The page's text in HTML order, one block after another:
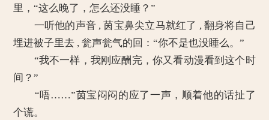
里，“这么晚了，怎么还没睡？”
一听他的声音 , 茵宝鼻尖立马就红了 , 翻身将自己
埋进被子里去 , 瓮声瓮气的回：“你不是也没睡么。”
“我不一样，我刚应酬完，你又看动漫看到这个时
间？”
“唔……”茵宝闷闷的应了一声，顺着他的话扯了
个谎。